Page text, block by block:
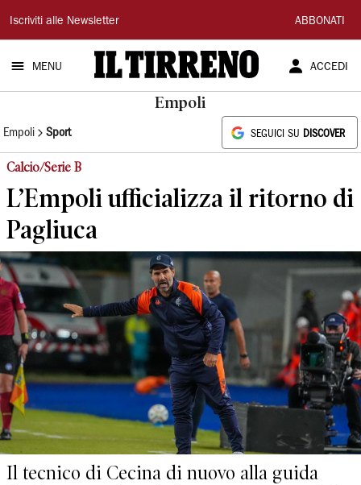
Il
Tirreno
Iscriviti alle Newsletter ABBONATI
MENU ACCEDI
Empoli
Empoli Sport SEGUICI SU DISCOVER
Calcio/Serie B
L’Empoli ufficializza il ritorno di
Pagliuca
Il tecnico di Cecina di nuovo alla guida